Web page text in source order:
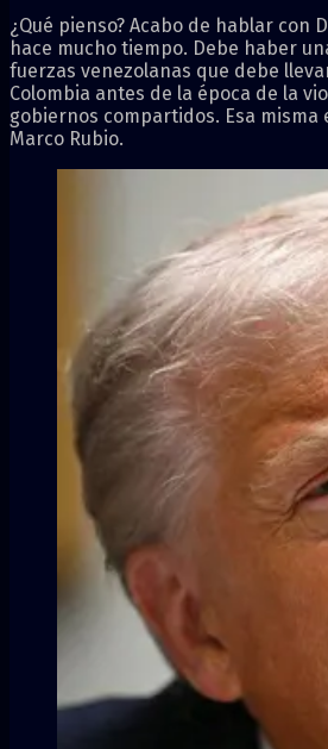
¿Qué pienso? Acabo de hablar con
hace mucho tiempo. Debe haber
fuerzas venezolanas que debe
Colombia antes de la época de la
gobiernos compartidos. Esa misma
Marco Rubio.